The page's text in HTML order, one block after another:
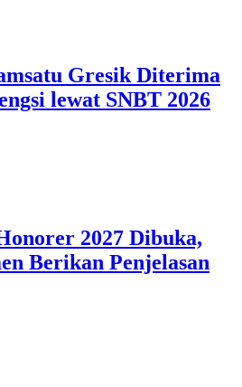
Gresik Diterima
lewat SNBT 2026
2027 Dibuka,
Berikan Penjelasan